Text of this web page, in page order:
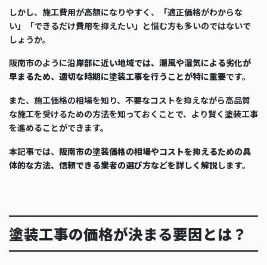
しかし、施工費用が高額になりやすく、「適正価格がわからな
い」「できるだけ費用を抑えたい」と悩む方も多いのではないで
しょうか。
阪南市のように沿岸部に近い地域では、潮風や湿気による劣化が
早まるため、適切な時期に塗装工事を行うことが特に重要です。
また、施工価格の相場を知り、不要なコストを抑えながら高品質
な施工を受けるための方法を知っておくことで、より賢く塗装工事
を進めることができます。
本記事では、 阪南市の塗装価格の相場やコストを抑えるための具
体的な方法、信頼できる業者の選び方などを詳しく解説します。
塗装工事の価格が決まる要因とは？